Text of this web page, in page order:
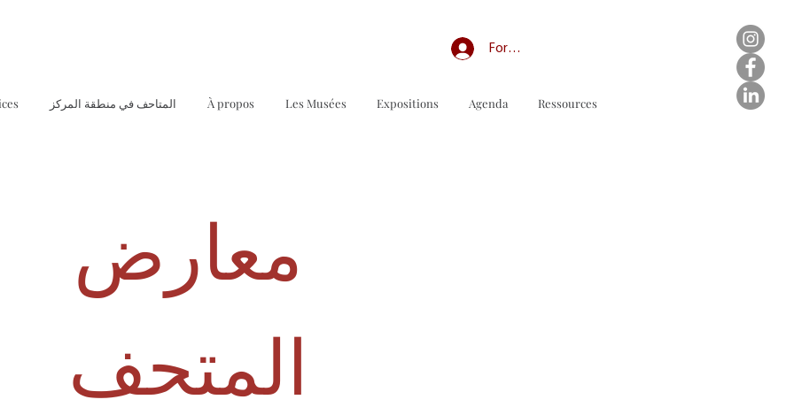
Forum professionnel/My Groups
المتاحف في منطقة المركز À propos Les Musées Expositions Agenda Ressources
معارض
المتحف